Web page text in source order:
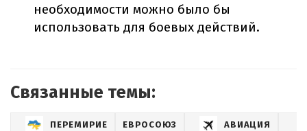
необходимости можно было бы
использовать для боевых действий.
Связанные темы:
ПЕРЕМИРИЕ ЕВРОСОЮЗ АВИАЦИЯ